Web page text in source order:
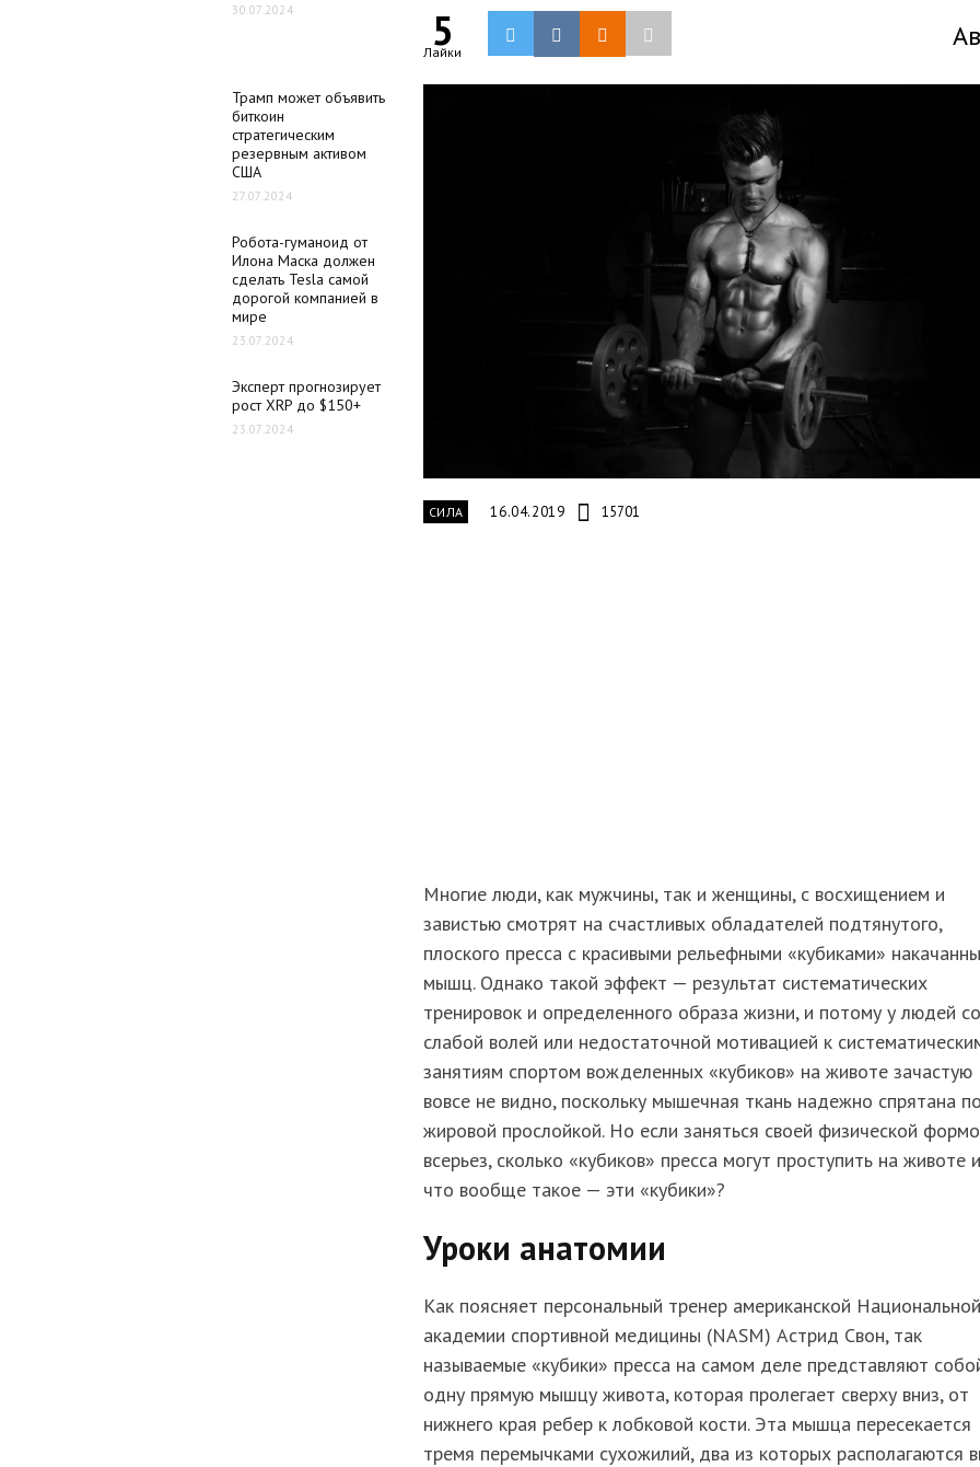
30.07.2024
Трамп может объявить
биткоин
стратегическим
резервным активом
США
27.07.2024
Робота-гуманоид от
Илона Маска должен
сделать Tesla самой
дорогой компанией в
мире
23.07.2024
Эксперт прогнозирует
рост XRP до $150+
23.07.2024
5
Лайки
СИЛА 16.04.2019 15701
Многие люди, как мужчины, так и женщины, с восхищением и
завистью смотрят на счастливых обладателей подтянутого,
плоского пресса с красивыми рельефными «кубиками»
мышц. Однако такой эффект — результат систематических
тренировок и определенного образа жизни, и потому у людей со
слабой волей или недостаточной мотивацией к
занятиям спортом вожделенных «кубиков» на животе зачастую
вовсе не видно, поскольку мышечная ткань надежно спрятана
жировой прослойкой. Но если заняться своей физической
всерьез, сколько «кубиков» пресса могут проступить на животе и
что вообще такое — эти «кубики»?
Уроки анатомии
Как поясняет персональный тренер американской Национальной
академии спортивной медицины (NASM) Астрид Свон, так
называемые «кубики» пресса на самом деле представляют
одну прямую мышцу живота, которая пролегает сверху вниз, от
нижнего края ребер к лобковой кости. Эта мышца пересекается
тремя перемычками сухожилий, два из которых располагаются